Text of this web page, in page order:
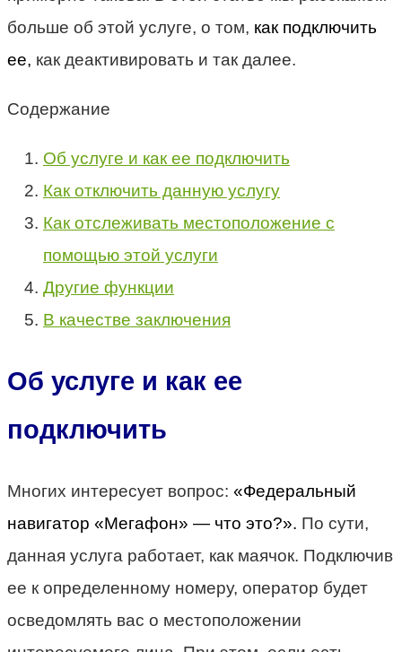
больше об этой услуге, о том, как подключить
ее, как деактивировать и так далее.
Содержание
Об услуге и как ее подключить
Как отключить данную услугу
Как отслеживать местоположение с
помощью этой услуги
Другие функции
В качестве заключения
Об услуге и как ее
подключить
Многих интересует вопрос: «Федеральный
навигатор «Мегафон» — что это?». По сути,
данная услуга работает, как маячок. Подключив
ее к определенному номеру, оператор будет
осведомлять вас о местоположении